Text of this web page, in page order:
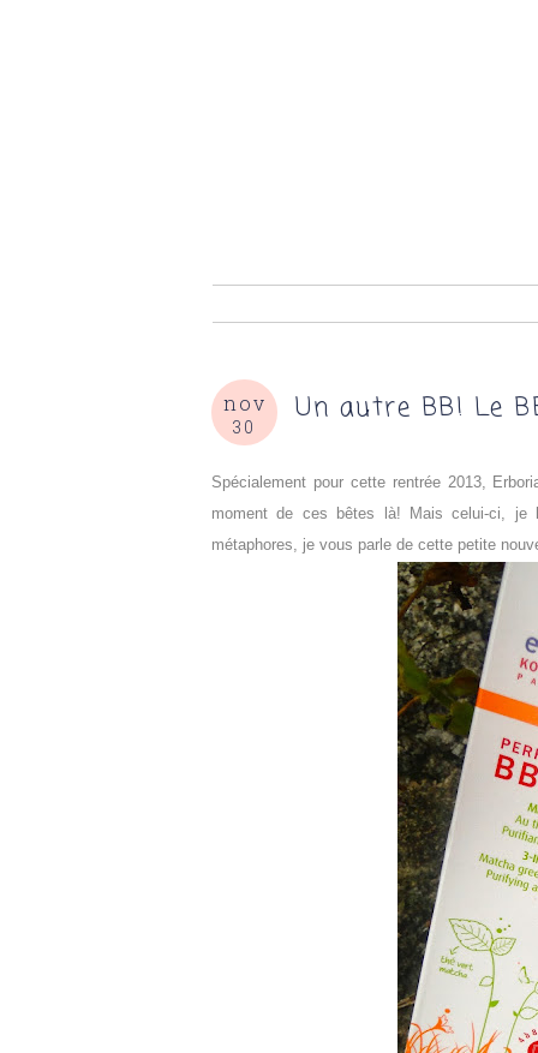
nov
30 Un autre BB! Le
Spécialement pour cette rentrée 2013,
moment de ces bêtes là! Mais celui-ci,
métaphores, je vous parle de cette petite